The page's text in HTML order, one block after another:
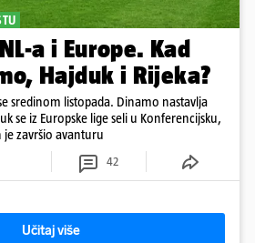
a i Europe. Kad
Hajduk i Rijeka?
sredinom listopada. Dinamo nastavlja
se iz Europske lige seli u Konferencijsku,
je završio avanturu
42
Učitaj više